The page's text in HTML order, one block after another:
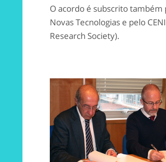
O acordo é subscrito
Novas Tecnologias e pelo
Research Society).